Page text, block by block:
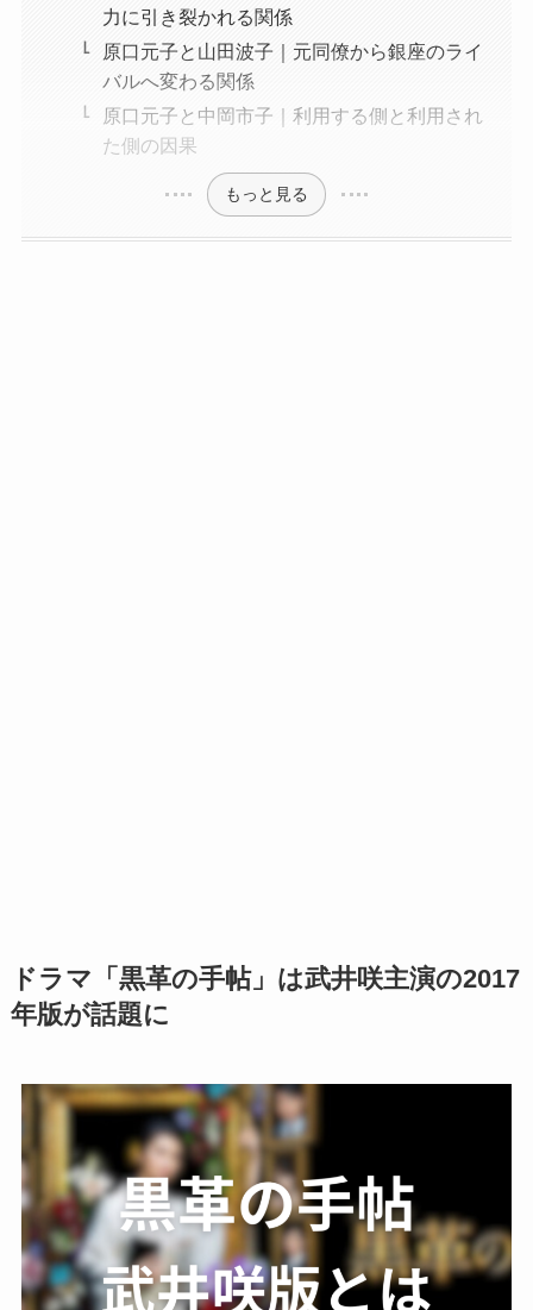
力に引き裂かれる関係
原口元子と山田波子｜元同僚から銀座のライ
バルへ変わる関係
原口元子と中岡市子｜利用する側と利用され
た側の因果
もっと見る
ドラマ「黒革の手帖」は武井咲主演の2017
年版が話題に